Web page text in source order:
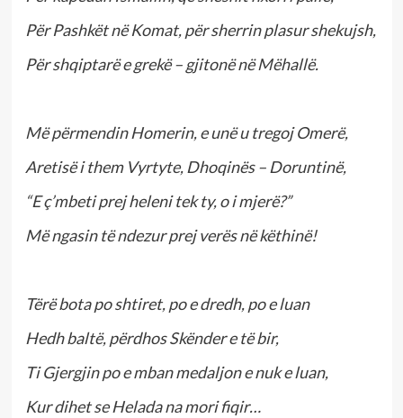
Për Pashkët në Komat, për sherrin plasur shekujsh,
Për shqiptarë e grekë – gjitonë në Mëhallë.
Më përmendin Homerin, e unë u tregoj Omerë,
Aretisë i them Vyrtyte, Dhoqinës – Doruntinë,
“E ç’mbeti prej heleni tek ty, o i mjerë?”
Më ngasin të ndezur prej verës në këthinë!
Tërë bota po shtiret, po e dredh, po e luan
Hedh baltë, përdhos Skënder e të bir,
Ti Gjergjin po e mban medaljon e nuk e luan,
Kur dihet se Helada na mori fiqir…